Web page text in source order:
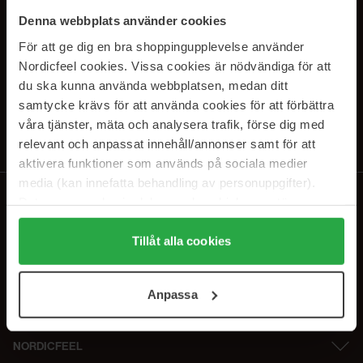
Denna webbplats använder cookies
För att ge dig en bra shoppingupplevelse använder
Nordicfeel cookies. Vissa cookies är nödvändiga för att
du ska kunna använda webbplatsen, medan ditt
samtycke krävs för att använda cookies för att förbättra
våra tjänster, mäta och analysera trafik, förse dig med
relevant och anpassat innehåll/annonser samt för att
aktivera funktioner som används på sociala medier
media (kan innefatta behandling av personuppgifter).
Genom att trycka på "Tillåt alla cookies" accepterar du
alla cookies, medan du under "Detaljer" kan anpassa
användningen av cookies. Du kan när som helst återkalla
samt vår Integritetspolicy.
Tillåt alla cookies
Anpassa
PRENUMERERA PÅ VÅRA
NYHETSBREV
E-postadress
Genom att prenumerera accepterar du vårIntegritetspolicy.
NORDICFEEL